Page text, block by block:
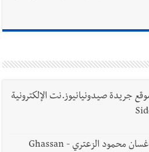
جريدة صيدونيانيوز.نت الإلكترونية
الصحافي السفير غسان محمود الزعتري - Ghassan